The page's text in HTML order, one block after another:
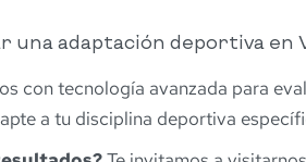
una adaptación deportiva en
con tecnología avanzada para
a tu disciplina deportiva